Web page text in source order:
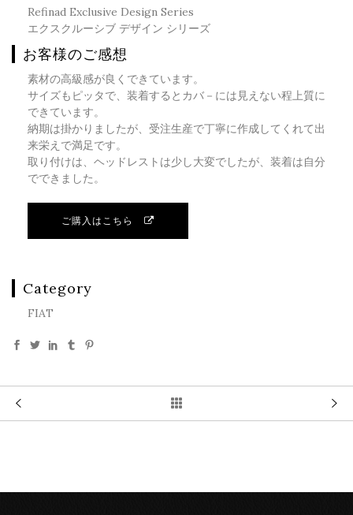
Refinad Exclusive Design Series
エクスクルーシブ デザイン シリーズ
お客様のご感想
素材の高級感が良くできています。
サイズもピッタで、装着するとカバ－には見えない程上質に
できています。
納期は掛かりましたが、受注生産で丁寧に作成してくれて出
来栄えで満足です。
取り付けは、ヘッドレストは少し大変でしたが、装着は自分
でできました。
ご購入はこちら
Category
FIAT